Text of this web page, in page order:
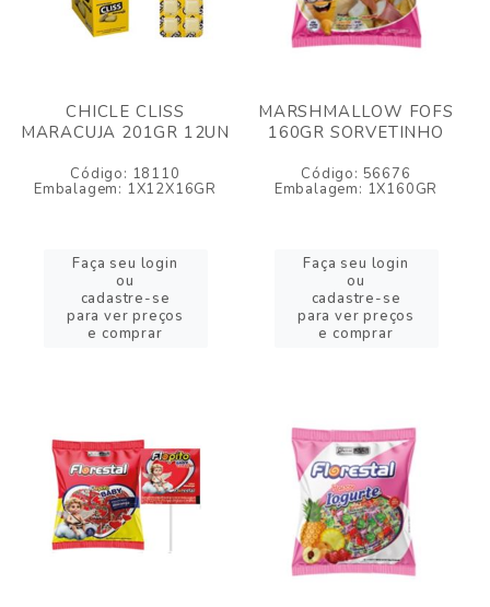
CHICLE CLISS
MARACUJA 201GR 12UN
Código: 18110
Embalagem: 1X12X16GR
Faça seu login
ou
cadastre-se
para ver preços
e comprar
MARSHMALLOW FOFS
160GR SORVETINHO
Código: 56676
Embalagem: 1X160GR
Faça seu login
ou
cadastre-se
para ver preços
e comprar